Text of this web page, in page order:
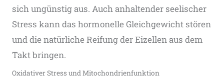
sich ungünstig aus. Auch anhaltender seelischer
Stress kann das hormonelle Gleichgewicht stören
und die natürliche Reifung der Eizellen aus dem
Takt bringen.
Oxidativer Stress und Mitochondrienfunktion